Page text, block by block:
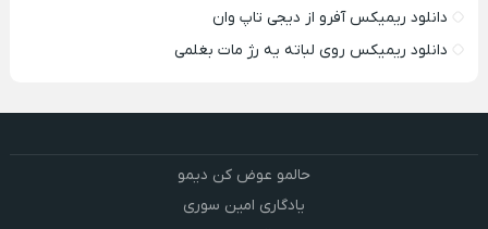
دانلود ریمیکس آفرو از ديجی تاپ وان
دانلود ریمیکس روی لباته یه رژ مات بغلمی
حالمو عوض کن دیمو
یادگاری امین سوری